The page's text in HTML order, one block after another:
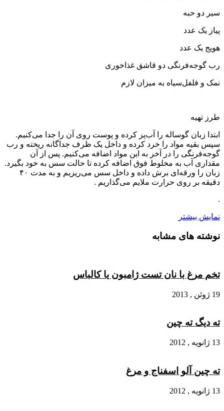
سیر دو حبه
پیاز یک عدد
هویج یک عدد
رب گوجه‌فرنگی دو قاشق غذاخوری
نمک و فلفل‌سیاه به میزان لازم
طرز تهیه
ابتدا زبان گوساله را آب‌پز کرده و پوست روی آن را جدا می‌‌کنیم.
سپس بقیه مواد را خرد کرده و داخل یک ظرف جداگانه ریخته و رب
گوجه‌فرنگی را در آخر به این مواد اضافه می‌‌کنیم. پس از آن
مقداری آب به مخلوط فوق اضافه کرده تا حالت سس به خود بگیرد.
زبان را ورقه‌ای برش داده و داخل سس می‌‌ریزیم و به مدت ۴۰
دقیقه بر روی حرارت ملایم می‌‌گذاریم .
.
نمایش بیشتر
نوشته های مشابه
تخم مرغ با نان تست ژامبون یا کالباس
19 ژوئن , 2013
ته دیگ ته چین
13 ژانویه , 2012
ته ‌چین آلو اسفناج و مرغ
13 ژانویه , 2012